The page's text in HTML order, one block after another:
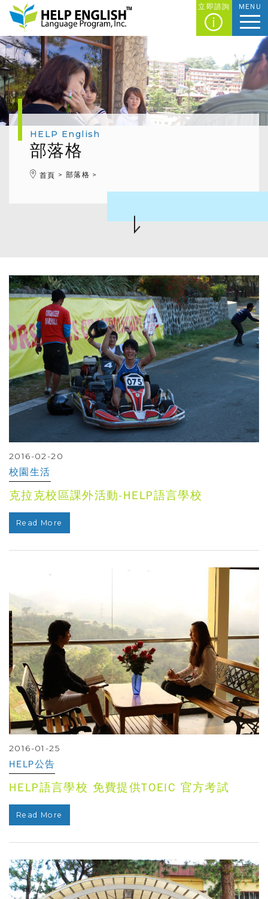
立即諮詢 MENU
HELP English
部落格
首頁 部落格
2016-02-20
校園生活
克拉克校區課外活動-HELP語言學校
Read More
2016-01-25
HELP公告
HELP語言學校 免費提供TOEIC 官方考試
Read More